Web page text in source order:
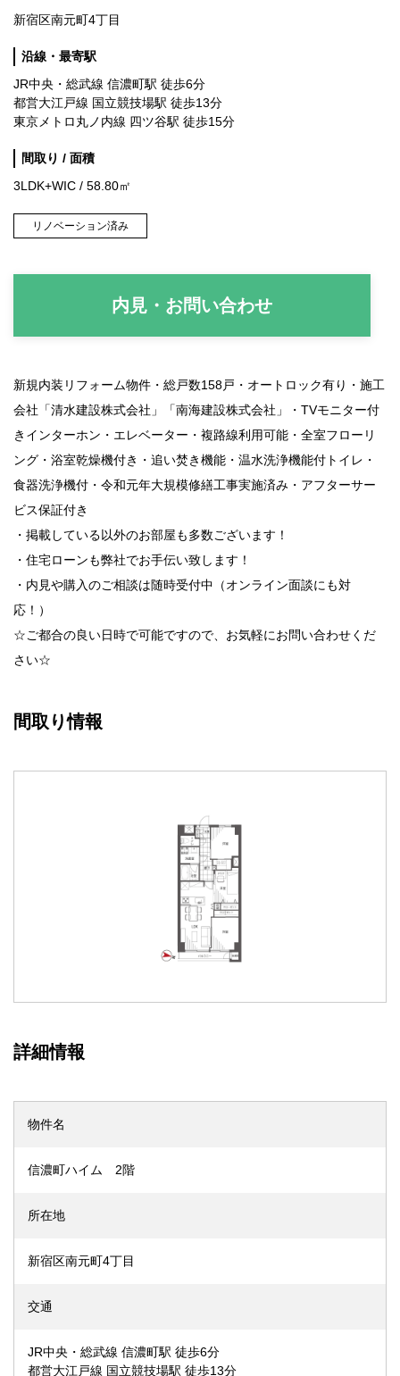
新宿区南元町4丁目
沿線・最寄駅
JR中央・総武線 信濃町駅 徒歩6分
都営大江戸線 国立競技場駅 徒歩13分
東京メトロ丸ノ内線 四ツ谷駅 徒歩15分
間取り / 面積
3LDK+WIC / 58.80㎡
リノベーション済み
内見・お問い合わせ
新規内装リフォーム物件・総戸数158戸・オートロック有り・施工
会社「清水建設株式会社」「南海建設株式会社」・TVモニター付
きインターホン・エレベーター・複路線利用可能・全室フローリ
ング・浴室乾燥機付き・追い焚き機能・温水洗浄機能付トイレ・
食器洗浄機付・令和元年大規模修繕工事実施済み・アフターサー
ビス保証付き
・掲載している以外のお部屋も多数ございます！
・住宅ローンも弊社でお手伝い致します！
・内見や購入のご相談は随時受付中（オンライン面談にも対
応！）
☆ご都合の良い日時で可能ですので、お気軽にお問い合わせくだ
さい☆
間取り情報
詳細情報
物件名
信濃町ハイム 2階
所在地
新宿区南元町4丁目
交通
JR中央・総武線 信濃町駅 徒歩6分
都営大江戸線 国立競技場駅 徒歩13分